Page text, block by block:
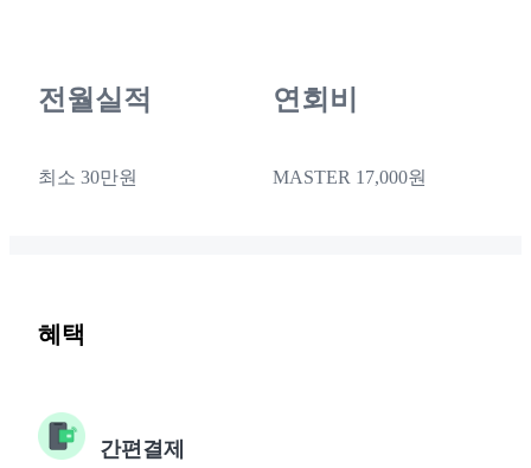
전월실적
최소 30만원
연회비
MASTER 17,000원
혜택
간편결제